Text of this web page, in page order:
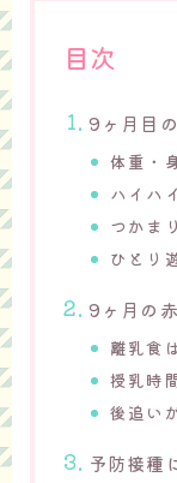
目次
9ヶ月目
体重・
ハイハ
つかま
ひとり
9ヶ月の
離乳食
授乳時
後追い
予防接種